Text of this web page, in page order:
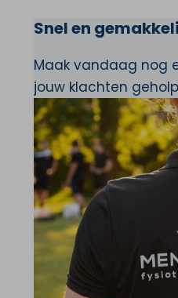
Snel en
Maak vandaag nog
jouw klachten